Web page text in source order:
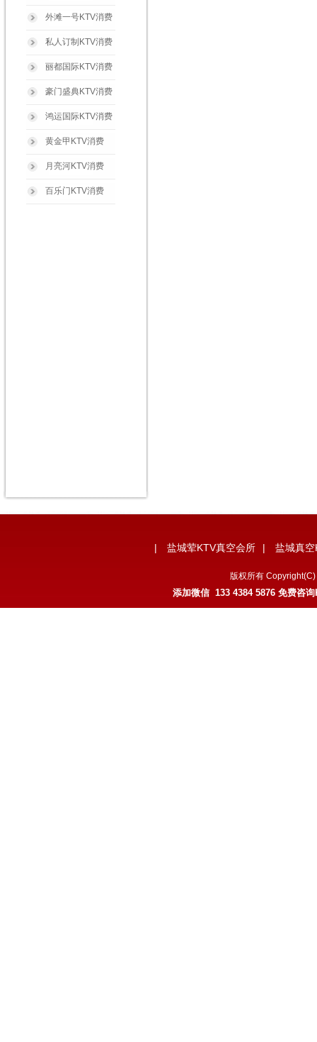
外滩一号KTV消费
私人订制KTV消费
丽都国际KTV消费
豪门盛典KTV消费
鸿运国际KTV消费
黄金甲KTV消费
月亮河KTV消费
百乐门KTV消费
| 盐城荤KTV真空会所 | 盐城真
版权所有
添加微信 133 4384 5876 免费咨